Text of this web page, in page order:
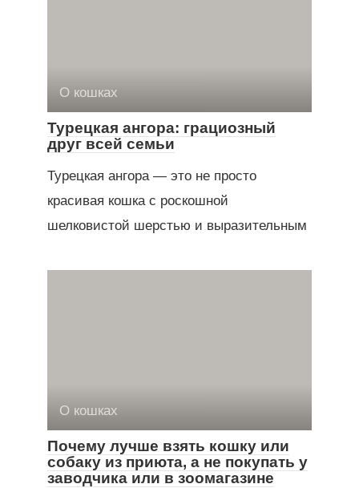
О кошках
Турецкая ангора: грациозный
друг всей семьи
Турецкая ангора — это не просто
красивая кошка с роскошной
шелковистой шерстью и выразительным
О кошках
Почему лучше взять кошку или
собаку из приюта, а не покупать у
заводчика или в зоомагазине